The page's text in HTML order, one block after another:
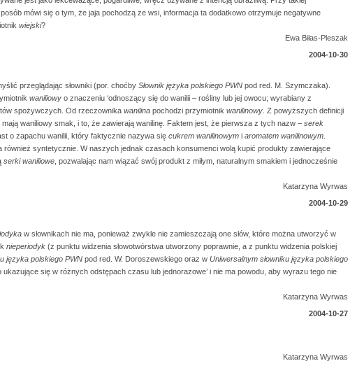
mówi się o tym, że jaja pochodzą ze wsi, informacja ta dodatkowo otrzymuje negatywne
wiejski?
Ewa Biłas-Pleszak
2004-10-30
przeglądając słowniki (por. choćby Słownik języka polskiego PWN pod red. M. Szymczaka).
waniliowy o znaczeniu ‘odnoszący się do wanilii – rośliny lub jej owocu; wyrabiany z
spożywczych. Od rzeczownika wanilina pochodzi przymiotnik wanilinowy . Z powyższych definicji
waniliowy smak, i to, że zawierają wanilinę. Faktem jest, że pierwsza z tych nazw – serek
o zapachu wanilii, który faktycznie nazywa się cukrem wanilinowym i aromatem wanilinowym
również syntetycznie. W naszych jednak czasach konsumenci wolą kupić produkty zawierające
serki waniliowe , pozwalając nam wiązać swój produkt z miłym, naturalnym smakiem i jednocześnie
Katarzyna Wyrwas
2004-10-29
w słownikach nie ma, ponieważ zwykle nie zamieszczają one słów, które można utworzyć w
nieperiodyk (z punktu widzenia słowotwórstwa utworzony poprawnie, a z punktu widzenia polskiej
języka polskiego PWN pod red. W. Doroszewskiego oraz w Uniwersalnym słowniku języka polskiego
ukazujące się w różnych odstępach czasu lub jednorazowe’ i nie ma powodu, aby wyrazu tego nie
Katarzyna Wyrwas
2004-10-27
Katarzyna Wyrwas